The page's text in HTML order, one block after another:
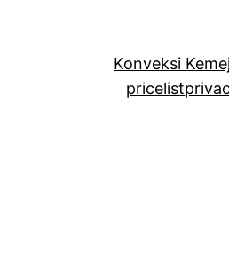
Konveksi
pricelist